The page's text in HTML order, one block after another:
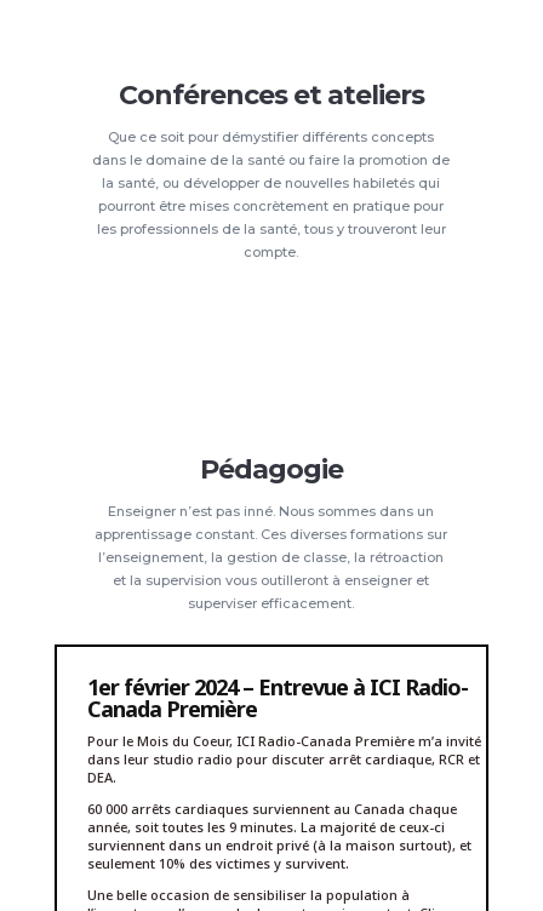
Conférences et ateliers
Que ce soit pour démystifier différents concepts
dans le domaine de la santé ou faire la promotion de
la santé, ou développer de nouvelles habiletés qui
pourront être mises concrètement en pratique pour
les professionnels de la santé, tous y trouveront leur
compte.
Pédagogie
Enseigner n’est pas inné. Nous sommes dans un
apprentissage constant. Ces diverses formations sur
l’enseignement, la gestion de classe, la rétroaction
et la supervision vous outilleront à enseigner et
superviser efficacement.
1er février 2024 – Entrevue à ICI Radio-
Canada Première
Pour le Mois du Coeur, ICI Radio-Canada Première m’a invité
dans leur studio radio pour discuter arrêt cardiaque, RCR et
DEA.
60 000 arrêts cardiaques surviennent au Canada chaque
année, soit toutes les 9 minutes. La majorité de ceux-ci
surviennent dans un endroit privé (à la maison surtout), et
seulement 10% des victimes y survivent.
Une belle occasion de sensibiliser la population à